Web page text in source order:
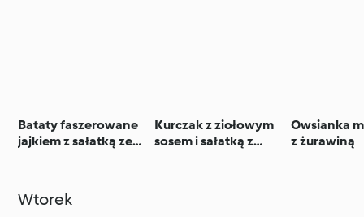
Bataty faszerowane
jajkiem z sałatką ze
Kurczak z ziołowym
sosem i sałatką z
Owsianka
z żurawiną
Wtorek